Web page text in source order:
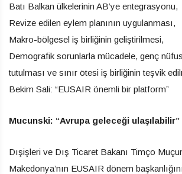
Batı Balkan ülkelerinin AB’ye entegrasyonu,
Revize edilen eylem planının uygulanması,
Makro-bölgesel iş birliğinin geliştirilmesi,
Demografik sorunlarla mücadele, genç
tutulması ve sınır ötesi iş birliğinin teşvik
Bekim Sali: “EUSAIR önemli bir platform”
Mucunski: “Avrupa geleceği ulaşılabilir”
Dışişleri ve Dış Ticaret Bakanı Timço
Makedonya’nın EUSAIR dönem